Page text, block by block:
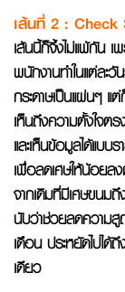
เส้นที่ 2 : Check
เส้นนี้ก็จึ้งไม่แพ้กัน เ
พนักงานทำในแต่ละวั
กระดาษเป็นแผ่นๆ แ
เห็นถึงความตั้งใจต
และเห็นข้อมูลได้แบบ
เพื่อลดเศษให้น้อยล
จากเดิมที่มีเศษขน
นับว่าช่วยลดความ
เดือน ประหยัดไปไ
เดียว